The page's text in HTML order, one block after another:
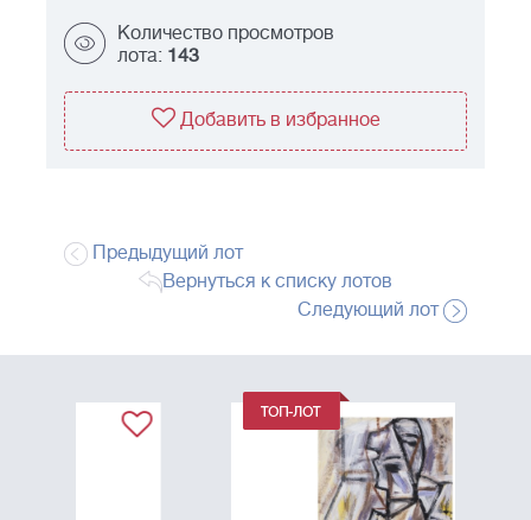
Количество просмотров
лота: 143
Добавить в избранное
Предыдущий лот
Вернуться к списку лотов
Следующий лот